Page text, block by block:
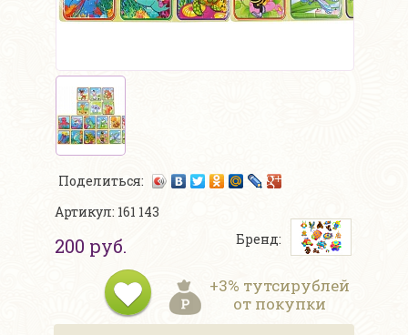
Поделиться:
Артикул: 161 143
200 руб. Бренд:
+3% тутсирублей
от покупки